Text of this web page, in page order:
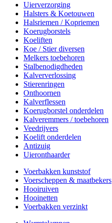
Uierverzorging
Halsters & Koetouwen
Halsriemen / Kopriemen
Koerugborstels
Koeliften
Koe / Stier diversen
Melkers toebehoren
Stalbenodigdheden
Kalververlossing
Stierenringen
Onthoornen
Kalverflessen
Koerugborstel onderdelen
Kalveremmers / toebehoren
Veedrijvers
Koelift onderdelen
Antizuig
Uieronthaarder
Voerbakken kunststof
Voerscheppen & maatbekers
Hooiruiven
Hooinetten
Voerbakken verzinkt